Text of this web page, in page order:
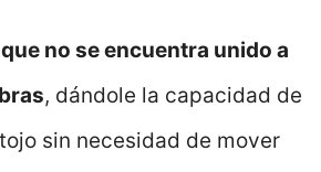
no se encuentra unido a
, dándole la capacidad de
sin necesidad de mover